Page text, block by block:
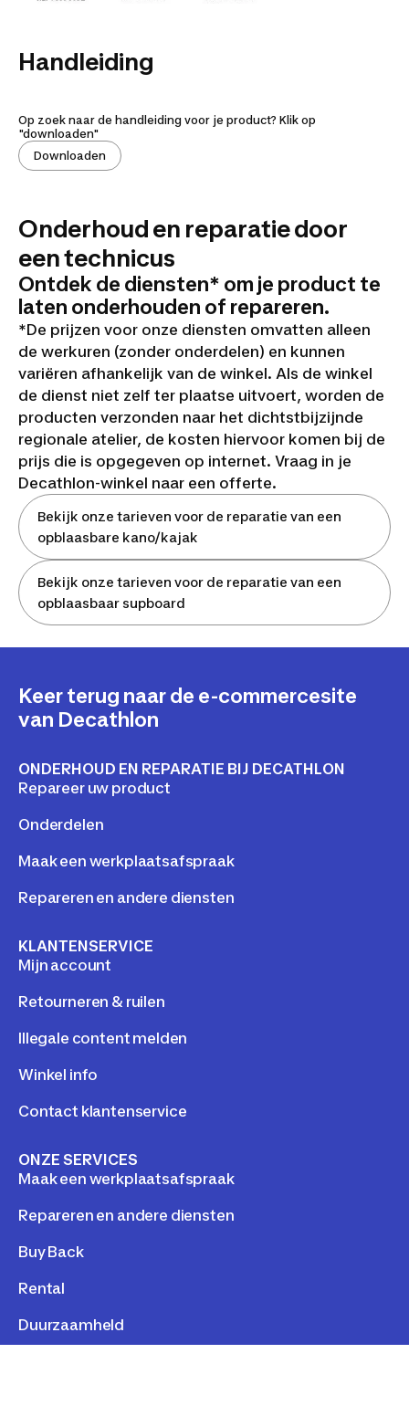
Handleiding
Op zoek naar de handleiding voor je product? Klik op
"downloaden"
Downloaden
Onderhoud en reparatie door
een technicus
Ontdek de diensten* om je product te
laten onderhouden of repareren.
*De prijzen voor onze diensten omvatten alleen
de werkuren (zonder onderdelen) en kunnen
variëren afhankelijk van de winkel. Als de winkel
de dienst niet zelf ter plaatse uitvoert, worden de
producten verzonden naar het dichtstbijzijnde
regionale atelier, de kosten hiervoor komen bij de
prijs die is opgegeven op internet. Vraag in je
Decathlon-winkel naar een offerte.
Bekijk onze tarieven voor de reparatie van een
opblaasbare kano/kajak
Bekijk onze tarieven voor de reparatie van een
opblaasbaar supboard
Keer terug naar de e-commercesite
van Decathlon
ONDERHOUD EN REPARATIE BIJ DECATHLON
Repareer uw product
Onderdelen
Maak een werkplaatsafspraak
Repareren en andere diensten
KLANTENSERVICE
Mijn account
Retourneren & ruilen
Illegale content melden
Winkel info
Contact klantenservice
ONZE SERVICES
Maak een werkplaatsafspraak
Repareren en andere diensten
Buy Back
Rental
Duurzaamheld